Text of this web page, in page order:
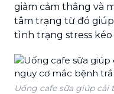
giảm cảm thẳng và
tâm trạng từ đó
tình trạng stress kéo
Uống cafe sữa giúp